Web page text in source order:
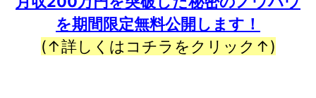
を期間限定無料公開します！
(↑詳しくはコチラをクリック↑)